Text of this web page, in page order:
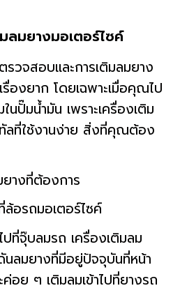
ลมยางมอเตอร์ไซค์
วจสอบและการเติมลมยาง
รื่องยาก โดยเฉพาะเมื่อคุณไป
นปั๊มน้ำมัน เพราะเครื่องเติม
ลที่ใช้งานง่าย สิ่งที่คุณต้อง
างที่ต้องการ
ล้อรถมอเตอร์ไซค์
ปที่จุ๊บลมรถ เครื่องเติมลม
นลมยางที่มีอยู่ปัจจุบันที่หน้า
อย ๆ เติมลมเข้าไปที่ยางรถ